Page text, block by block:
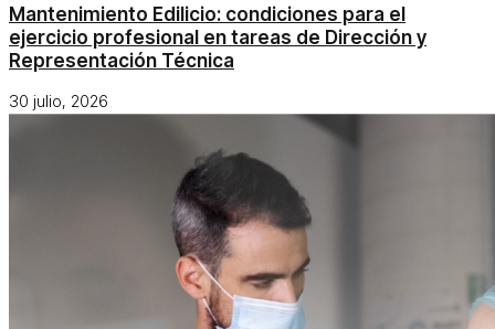
Mantenimiento Edilicio: condiciones para el
ejercicio profesional en tareas de Dirección y
Representación Técnica
30 julio, 2026